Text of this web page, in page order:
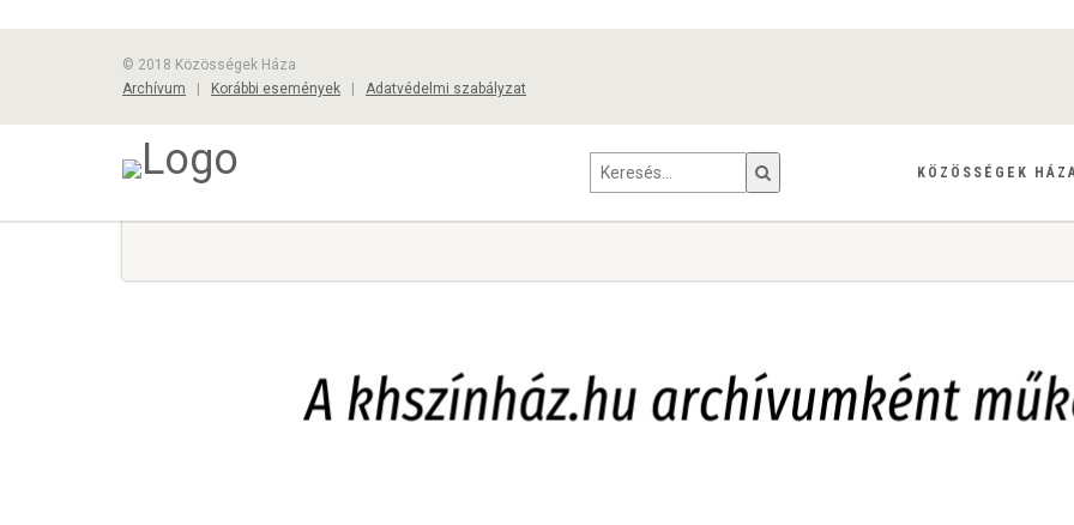
© 2018 Közösségek Háza
Archívum
Korábbi események Adatvédelmi szabályzat
KÖZÖSSÉGEK